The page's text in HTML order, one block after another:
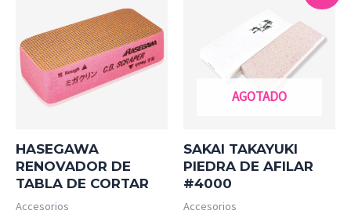
HASEGAWA
RENOVADOR DE
TABLA DE CORTAR
Accesorios
AGOTADO
SAKAI TAKAYUKI
PIEDRA DE AFILAR
#4000
Accesorios
$49.990.
es:
$43.990.